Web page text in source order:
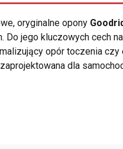
oryginalne opony
Do jego kluczowych cech
opór toczenia
zaprojektowana dla